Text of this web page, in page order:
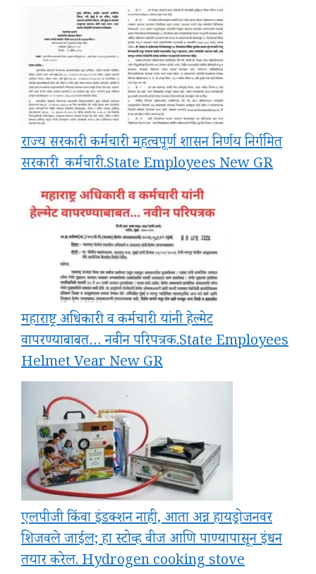
राज्य सरकारी कर्मचारी महत्वपूर्ण शासन निर्णय निर्गमित
सरकारी_कर्मचारी.State Employees New GR
महाराष्ट्र अधिकारी व कर्मचारी यांनी हेल्मेट
वापरण्याबाबत… नवीन परिपत्रक.State Employees
Helmet Vear New GR
एलपीजी किंवा इंडक्शन नाही, आता अन्न हायड्रोजनवर
शिजवले जाईल; हा स्टोव्ह वीज आणि पाण्यापासून इंधन
तयार करेल. Hydrogen cooking stove